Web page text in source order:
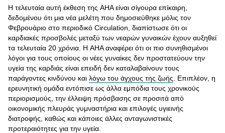
Η τελευταία αυτή έκθεση της AΗA είναι σίγουρα επίκαιρη,
δεδομένου ότι μια νέα μελέτη που δημοσιεύθηκε μόλις τον
Φεβρουάριο στο περιοδικό Circulation, διαπίστωσε ότι οι
καρδιακές προσβολές μεταξύ των νεαρών γυναικών έχουν αυξηθεί
τα τελευταία 20 χρόνια. Η AΗA αναφέρει ότι οι πιο συνηθισμένοι
λόγοι για τους οποίους οι νέες γυναίκες δεν προστατεύουν την
υγεία της καρδιάς είναι επειδή δεν καταλαβαίνουν τους
παράγοντες κινδύνου και λόγω του άγχους της ζωής . Επιπλέον, η
ερευνητική ομάδα εντόπισε ως άλλα εμπόδια τους χρονικούς
περιορισμούς, την έλλειψη πρόσβασης σε προσιτά από
οικονομικής πλευράς γυμναστήρια και επιλογές υγιεινής
διατροφής, καθώς και κάποιες άλλες ανταγωνιστικές
προτεραιότητες για την υγεία.